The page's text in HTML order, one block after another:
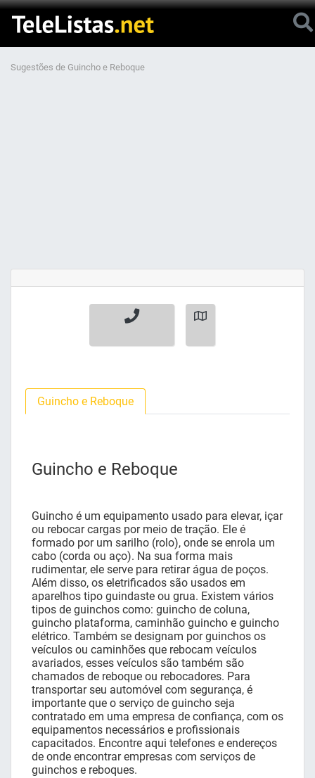
Sugestões de Guincho e Reboque
Guincho e Reboque
Guincho e Reboque
Guincho é um equipamento usado para elevar, içar
ou rebocar cargas por meio de tração. Ele é
formado por um sarilho (rolo), onde se enrola um
cabo (corda ou aço). Na sua forma mais
rudimentar, ele serve para retirar água de poços.
Além disso, os eletrificados são usados em
aparelhos tipo guindaste ou grua. Existem vários
tipos de guinchos como: guincho de coluna,
guincho plataforma, caminhão guincho e guincho
elétrico. Também se designam por guinchos os
veículos ou caminhões que rebocam veículos
avariados, esses veículos são também são
chamados de reboque ou rebocadores. Para
transportar seu automóvel com segurança, é
importante que o serviço de guincho seja
contratado em uma empresa de confiança, com os
equipamentos necessários e profissionais
capacitados. Encontre aqui telefones e endereços
de onde encontrar empresas com serviços de
guinchos e reboques.